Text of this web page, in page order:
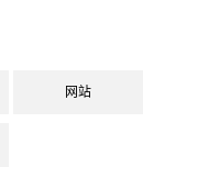
网站